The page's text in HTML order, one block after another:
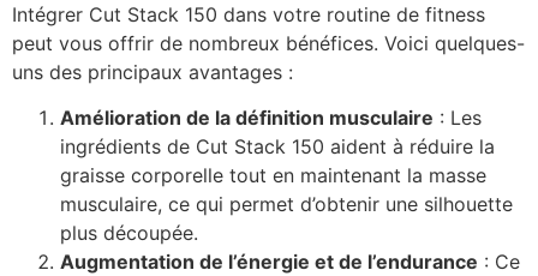
Intégrer Cut Stack 150 dans votre routine de fitness
peut vous offrir de nombreux bénéfices. Voici quelques-
uns des principaux avantages :
Amélioration de la définition musculaire : Les
ingrédients de Cut Stack 150 aident à réduire la
graisse corporelle tout en maintenant la masse
musculaire, ce qui permet d’obtenir une silhouette
plus découpée.
Augmentation de l’énergie et de l’endurance : Ce